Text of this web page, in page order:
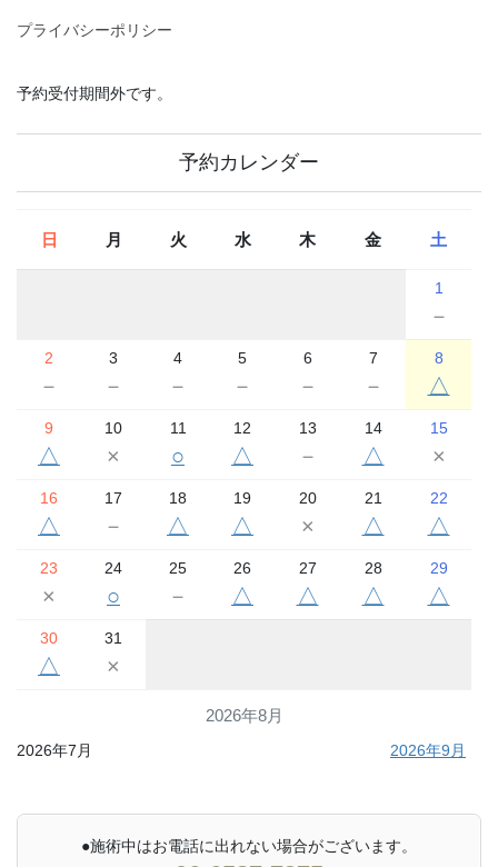
プライバシーポリシー
予約受付期間外です。
予約カレンダー
2026年8月
日 月 火 水 木 金 土
1
－
2
－
3
－
4
－
5
－
6
－
7
－
8
△
9
△
10
×
11
○
12
△
13
－
14
△
15
×
16
△
17
－
18
△
19
△
20
×
21
△
22
△
23
×
24
○
25
－
26
△
27
△
28
△
29
△
30
△
31
×
2026年7月 2026年9月
●施術中はお電話に出れない場合がございます。